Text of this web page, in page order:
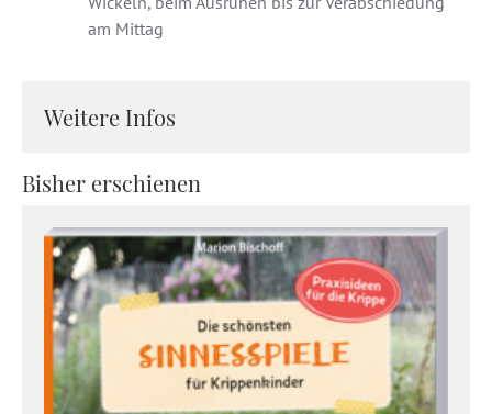
am Mittag
Weitere Infos
Bisher erschienen